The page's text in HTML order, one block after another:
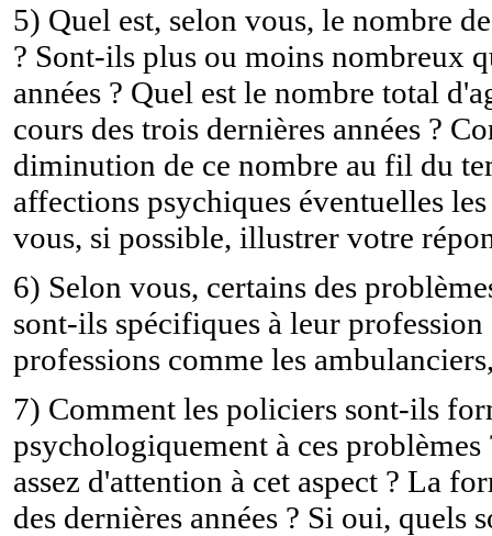
5) Quel est, selon vous, le nombre
? Sont-ils plus ou moins nombreux
années ? Quel est le nombre total
cours des trois dernières années ?
diminution de ce nombre au fil du
affections psychiques éventuelles
vous, si possible, illustrer votre
6) Selon vous, certains des
sont-ils spécifiques à leur
professions comme les
7) Comment les policiers sont-ils
psychologiquement à ces
assez d'attention à cet aspect ? La
des dernières années ? Si oui, quels